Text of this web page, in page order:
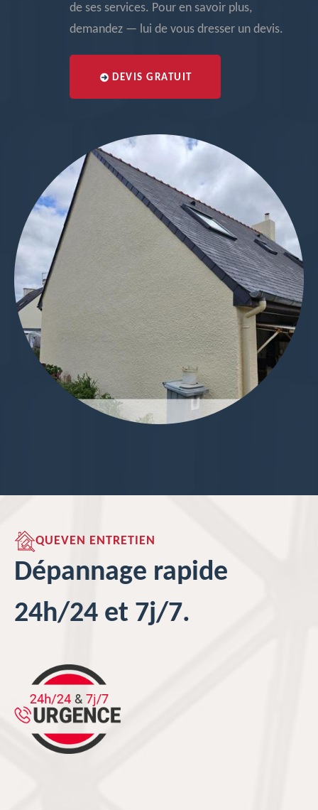
de ses services. Pour en savoir plus,
demandez — lui de vous dresser un devis.
DEVIS GRATUIT
QUEVEN ENTRETIEN
Dépannage rapide
24h/24 et 7j/7.